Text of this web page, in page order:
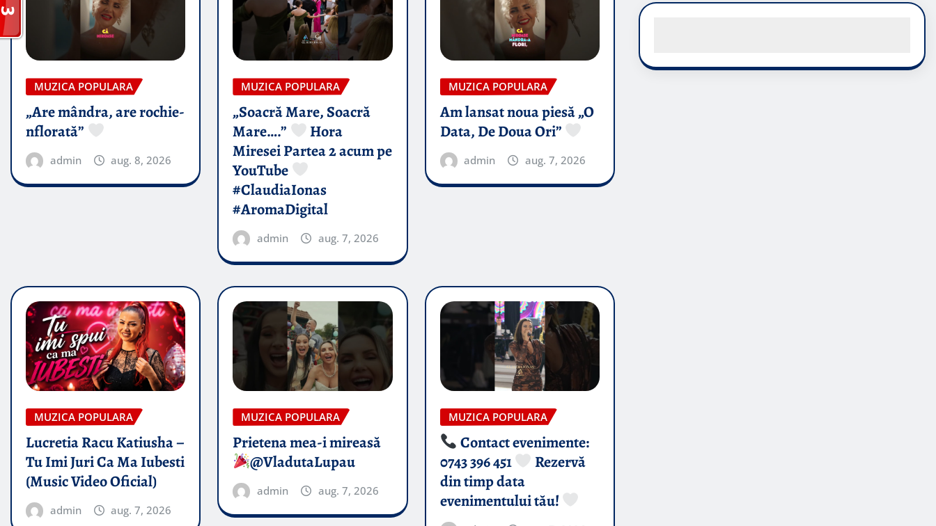
MUZICA POPULARA
„Are mândra, are rochie-
nflorată”
admin aug. 8, 2026
MUZICA POPULARA
„Soacră Mare, Soacră
Mare….”
Hora
Miresei Partea 2 acum pe
YouTube
#ClaudiaIonas
#AromaDigital
admin aug. 7, 2026
MUZICA POPULARA
Am lansat noua piesă „O
Data, De Doua Ori”
admin aug. 7, 2026
MUZICA POPULARA
Lucretia Racu Katiusha –
Tu Imi Juri Ca Ma Iubesti
(Music Video Oficial)
admin aug. 7, 2026
MUZICA POPULARA
Prietena mea-i mireasă​
@VladutaLupau
admin aug. 7, 2026
MUZICA POPULARA
Contact evenimente:
0743 396 451
Rezervă
din timp data
evenimentului tău!